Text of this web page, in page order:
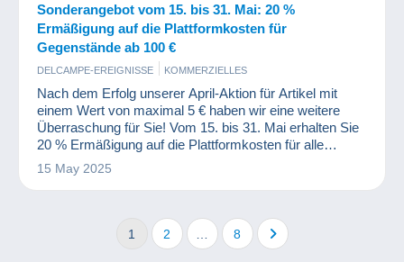
Sonderangebot vom 15. bis 31. Mai: 20 %
Ermäßigung auf die Plattformkosten für
Gegenstände ab 100 €
DELCAMPE-EREIGNISSE KOMMERZIELLES
Nach dem Erfolg unserer April-Aktion für Artikel mit
einem Wert von maximal 5 € haben wir eine weitere
Überraschung für Sie! Vom 15. bis 31. Mai erhalten Sie
20 % Ermäßigung auf die Plattformkosten für alle
Objekte mit einem Mindestwert von 100 € (zzgl. Kosten)
15 May 2025
1 2 8